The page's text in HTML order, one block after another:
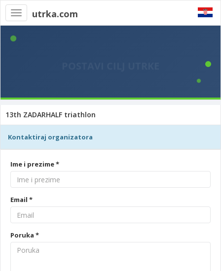
Toggle
navigation
utrka.com
13th ZADARHALF triathlon
Kontaktiraj organizatora
Ime i prezime *
Email *
Poruka *